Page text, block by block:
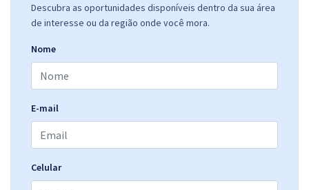
Descubra as oportunidades disponíveis dentro da sua área
de interesse ou da região onde você mora.
Nome
E-mail
Celular